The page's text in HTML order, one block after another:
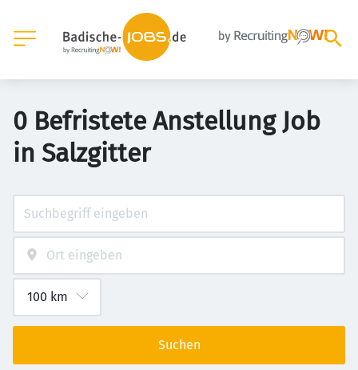
0 Befristete Anstellung Job
in Salzgitter
Suchen